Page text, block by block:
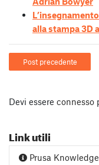
alla stampa 3D
Post precedente
Devi essere connesso
Link utili
Prusa